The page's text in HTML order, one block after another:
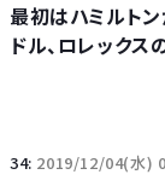
最初はハミルトン
ドル、ロレックス
34: 2019/12/04(水)